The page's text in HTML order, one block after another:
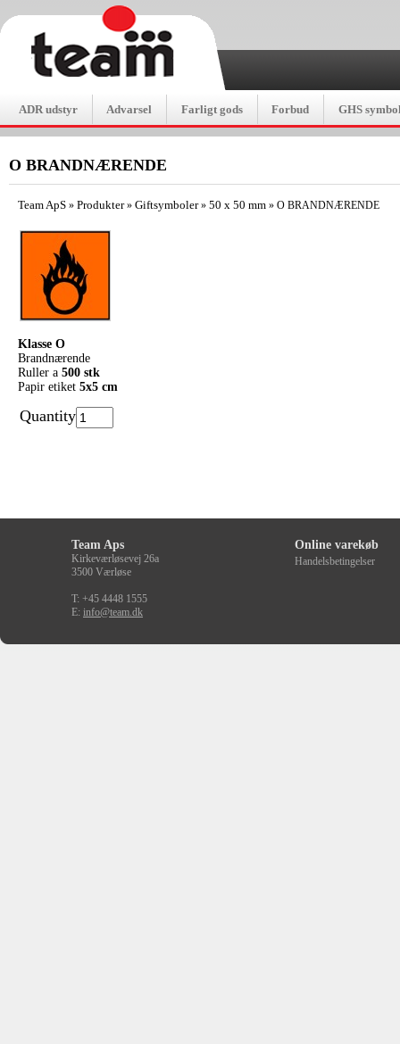
ADR udstyr Advarsel Farligt gods Forbud GHS
O BRANDNÆRENDE
Team ApS » Produkter» Giftsymboler» 50 x 50 mm » O BRANDNÆRENDE
Klasse O
Brandnærende
Ruller a 500 stk
Papir etiket 5x5 cm
Quantity
Team Aps
Kirkeværløsevej 26a
3500 Værløse
T: +45 4448 1555
E: info@team.dk
Online varekøb
Handelsbetingelser